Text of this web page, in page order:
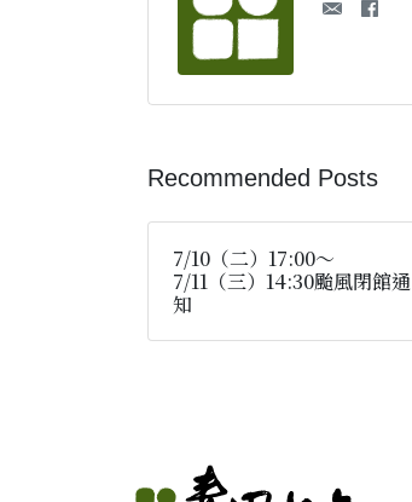
Recommended Posts
7/10（二）17:00～
7/11（三）14:30颱風閉館通
知